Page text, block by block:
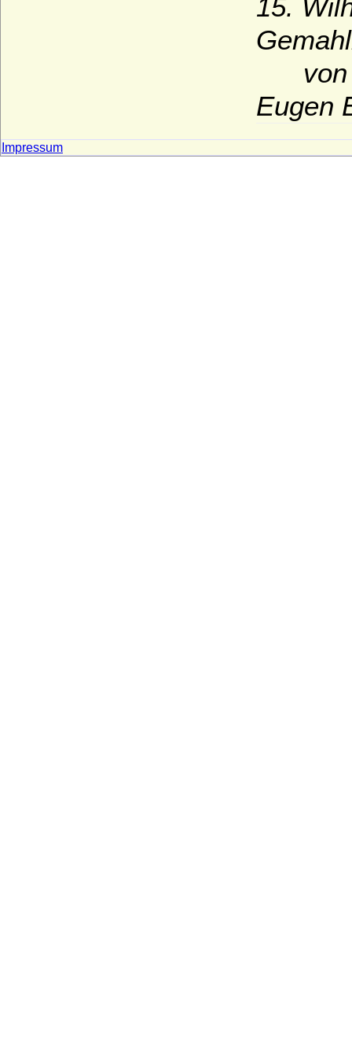
15.
von
Eugen
Impressum